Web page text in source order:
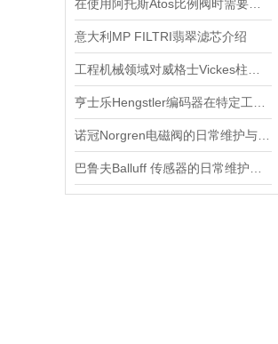
意大利MP FILTRI翡翠滤芯介绍